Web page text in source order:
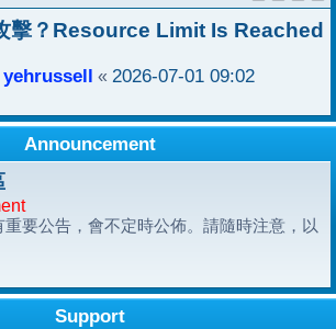
擊？Resource Limit Is Reached
yehrussell « 2026-07-01 09:02
Announcement
要公告，會不定時公佈。請隨時注意，以
Support